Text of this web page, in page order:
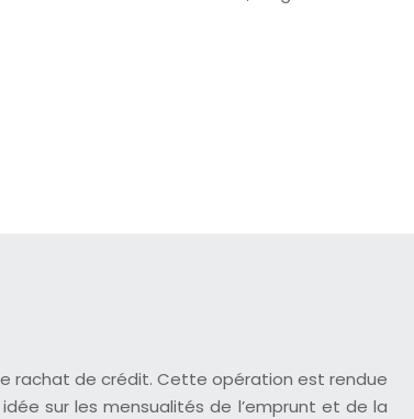
rachat de crédit. Cette opération est rendue
sur les mensualités de l’emprunt et de la